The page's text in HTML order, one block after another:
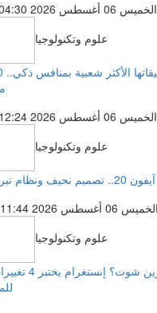
الخميس 06 أغسطس 2026 04:30 مساءً
علوم وتكنولوجيا
الخميس 06 أغسطس 2026 12:24 مساءً
علوم وتكنولوجيا
تبريد محسّن
الخميس 06 أغسطس 2026 11:44 صباحاً
علوم وتكنولوجيا
وداعًا للسكرين